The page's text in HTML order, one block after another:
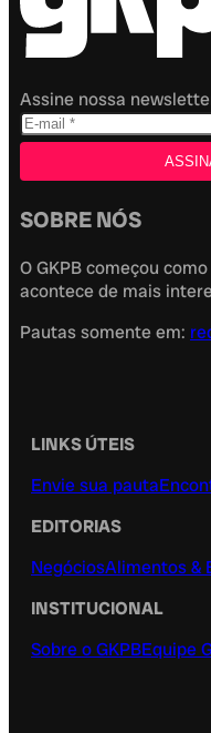
Assine nossa
SOBRE NÓS
O GKPB começou
acontece de mais
Pautas somente em:
LINKS ÚTEIS
Envie sua pauta
EDITORIAS
NegóciosAlimentos &
INSTITUCIONAL
Sobre o GKPBEquipe